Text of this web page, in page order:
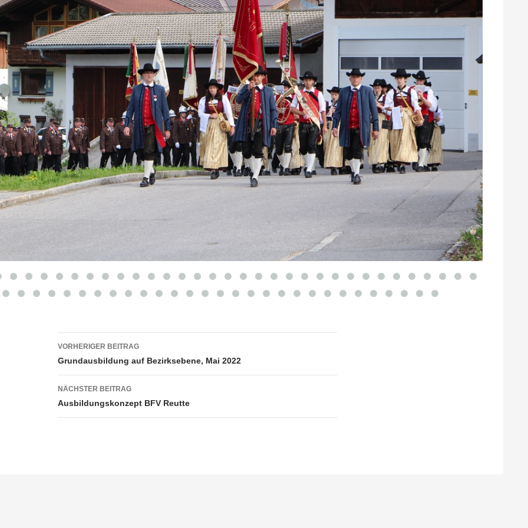
Beitragsnavigation
VORHERIGER BEITRAG
Grundausbildung auf Bezirksebene, Mai 2022
NÄCHSTER BEITRAG
Ausbildungskonzept BFV Reutte